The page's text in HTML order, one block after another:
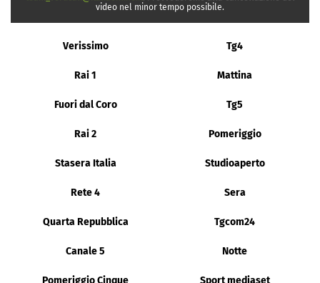
video nel minor tempo possibile.
Verissimo Tg4
Rai 1 Mattina
Fuori dal Coro Tg5
Rai 2 Pomeriggio
Stasera Italia Studioaperto
Rete 4 Sera
Quarta Repubblica Tgcom24
Canale 5 Notte